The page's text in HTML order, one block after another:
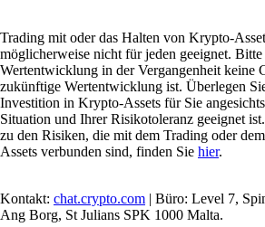
Trading mit oder das Halten von Krypto-
möglicherweise nicht für jeden geeignet. Bitte
Wertentwicklung in der Vergangenheit keine
zukünftige Wertentwicklung ist. Überlegen
Investition in Krypto-Assets für Sie
Situation und Ihrer Risikotoleranz geeignet
zu den Risiken, die mit dem Trading oder
Assets verbunden sind, finden Sie hier.
Kontakt: chat.crypto.com | Büro: Level 7,
Ang Borg, St Julians SPK 1000 Malta.